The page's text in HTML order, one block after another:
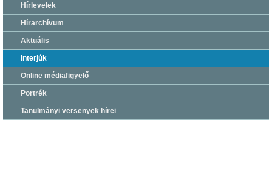
Hírlevelek
Hírarchívum
Aktuális
Interjúk
Online médiafigyelő
Portrék
Tanulmányi versenyek hírei